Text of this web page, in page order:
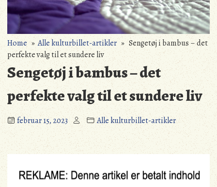
Home »Alle kulturbillet-artikler» Sengetøj i bambus – det
perfekte valg til et sundere liv
Sengetøj i bambus – det
perfekte valg til et sundere liv
februar 15, 2023 Alle kulturbillet-artikler